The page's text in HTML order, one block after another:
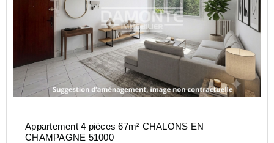
Appartement 4 pièces 67m² CHALONS EN
CHAMPAGNE 51000